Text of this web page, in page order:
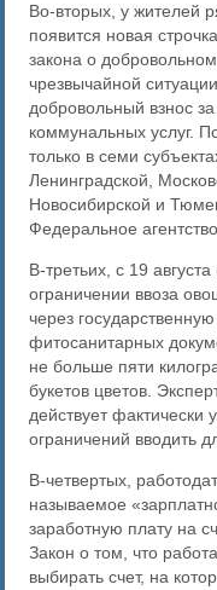
Во-вторых, у жителей
появится новая
закона о
чрезвычайной
добровольный взнос
коммунальных услуг.
только в семи
Ленинградской,
Новосибирской и
Федеральное
В-третьих, с 19
ограничении ввоза
через
фитосанитарных
не больше пяти
букетов цветов.
действует фактически
ограничений вводить
В-четвертых,
называемое
заработную плату на
Закон о том, что
выбирать счет, на